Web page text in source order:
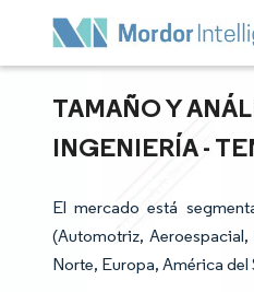
TAMAÑO Y
INGENIERÍA -
El mercado está
(Automotriz,
Norte, Europa, América